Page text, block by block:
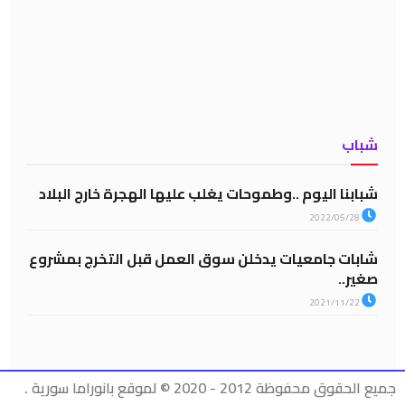
شباب
شبابنا اليوم ..وطموحات يغلب عليها الهجرة خارج البلاد
شابات جامعيات يدخلن سوق العمل قبل التخرج بمشروع
صغير..
جميع الحقوق محفوظة 2012 - 2020 © لموقع بانوراما سورية .